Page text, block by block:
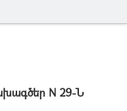
N 29-Ն